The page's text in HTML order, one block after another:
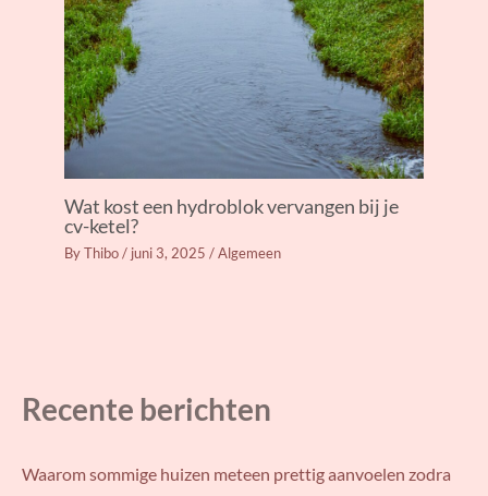
Wat kost een hydroblok vervangen bij je
cv-ketel?
ByThibo/ juni 3, 2025 /Algemeen
Recente berichten
Waarom sommige huizen meteen prettig aanvoelen zodra